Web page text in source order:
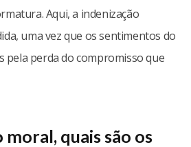
Aqui, a indenização
uma vez que os sentimentos do
pela perda do compromisso que
quais são os